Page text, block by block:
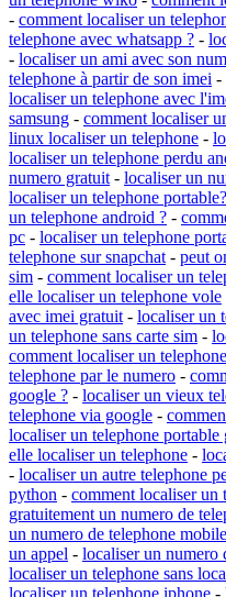
- comment localiser un
telephone avec whatsapp ? -
- localiser un ami avec son
telephone à partir de son imei -
localiser un telephone avec
samsung - comment localiser
linux localiser un telephone -
localiser un telephone perdu
numero gratuit - localiser un
localiser un telephone
un telephone android ? -
pc - localiser un telephone
telephone sur snapchat - peut
sim - comment localiser un
elle localiser un telephone vole
avec imei gratuit - localiser un
un telephone sans carte sim -
comment localiser un
telephone par le numero -
google ? - localiser un vieux
telephone via google -
localiser un telephone portable
elle localiser un telephone -
- localiser un autre telephone
python - comment localiser un
gratuitement un numero de
un numero de telephone
un appel - localiser un numero
localiser un telephone sans
localiser un telephone iphone -